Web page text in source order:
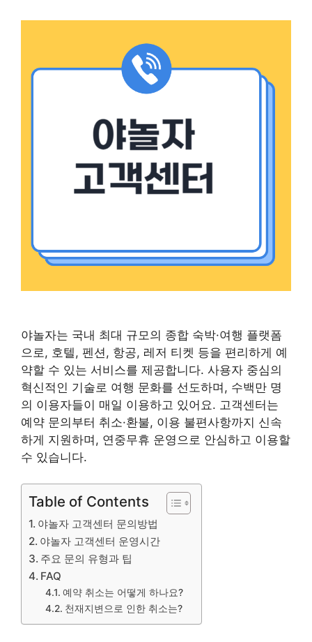
야놀자는 국내 최대 규모의 종합 숙박·여행 플랫폼
으로, 호텔, 펜션, 항공, 레저 티켓 등을 편리하게 예
약할 수 있는 서비스를 제공합니다. 사용자 중심의
혁신적인 기술로 여행 문화를 선도하며, 수백만 명
의 이용자들이 매일 이용하고 있어요. 고객센터는
예약 문의부터 취소·환불, 이용 불편사항까지 신속
하게 지원하며, 연중무휴 운영으로 안심하고 이용할
수 있습니다.
Table of Contents
야놀자 고객센터 문의방법
야놀자 고객센터 운영시간
주요 문의 유형과 팁
FAQ
예약 취소는 어떻게 하나요?
천재지변으로 인한 취소는?